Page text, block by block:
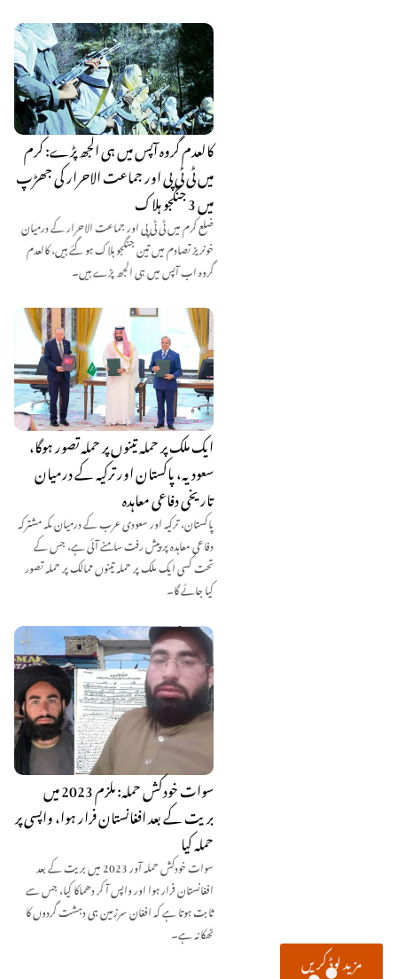
کالعدم گروہ آپس میں ہی الجھ پڑے: کرم
میں ٹی ٹی پی اور جماعت الاحرار کی جھڑپ
میں 3 جنگجو ہلاک
ضلع کرم میں ٹی ٹی پی اور جماعت الاحرار کے درمیان
خونریز تصادم میں تین جنگجو ہلاک ہو گئے ہیں، کالعدم
گروہ اب آپس میں ہی الجھ پڑے ہیں۔
ایک ملک پر حملہ تینوں پر حملہ تصور ہوگا،
سعودیہ، پاکستان اور ترکیہ کے درمیان
تاریخی دفاعی معاہدہ
پاکستان، ترکیہ اور سعودی عرب کے درمیان مکہ مشترکہ
دفاعی معاہدہ پر پیش رفت سامنے آئی ہے، جس کے
تحت کسی ایک ملک پر حملہ تینوں ممالک پر حملہ تصور
کیا جائے گا۔
سوات خودکش حملہ: ملزم 2023 میں
بریت کے بعد افغانستان فرار ہوا، واپسی پر
حملہ کیا
سوات خودکش حملہ آور 2023 میں بریت کے بعد
افغانستان فرار ہوا اور واپس آ کر دھماکا کیا، جس سے
ثابت ہوتا ہے کہ افغان سرزمین ہی دہشت گردوں کا
ٹھکانہ ہے۔
مزید لوڈ کریں